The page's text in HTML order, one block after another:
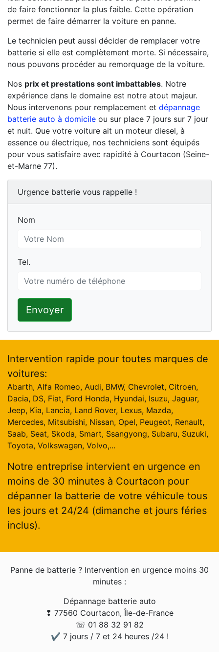
de faire fonctionner la plus faible. Cette opération
permet de faire démarrer la voiture en panne.
Le technicien peut aussi décider de remplacer votre
batterie si elle est complètement morte. Si nécessaire,
nous pouvons procéder au remorquage de la voiture.
Nos prix et prestations sont imbattables. Notre
expérience dans le domaine est notre atout majeur.
Nous intervenons pour remplacement et dépannage
batterie auto à domicile ou sur place 7 jours sur 7 jour
et nuit. Que votre voiture ait un moteur diesel, à
essence ou électrique, nos techniciens sont équipés
pour vous satisfaire avec rapidité à Courtacon (Seine-
et-Marne 77).
Urgence batterie vous rappelle !
Nom
Nom
Tel.
Tel.
Envoyer
Intervention rapide pour toutes marques de
voitures:
Abarth, Alfa Romeo, Audi, BMW, Chevrolet, Citroen,
Dacia, DS, Fiat, Ford Honda, Hyundai, Isuzu, Jaguar,
Jeep, Kia, Lancia, Land Rover, Lexus, Mazda,
Mercedes, Mitsubishi, Nissan, Opel, Peugeot, Renault,
Saab, Seat, Skoda, Smart, Ssangyong, Subaru, Suzuki,
Toyota, Volkswagen, Volvo,...
Notre entreprise intervient en urgence en
moins de 30 minutes à Courtacon pour
dépanner la batterie de votre véhicule tous
les jours et 24/24 (dimanche et jours féries
inclus).
Panne de batterie ? Intervention en urgence moins 30
minutes :
Dépannage batterie auto
❢ 77560 Courtacon, Île-de-France
☏ 01 88 32 91 82
✔ 7 jours / 7 et 24 heures /24 !